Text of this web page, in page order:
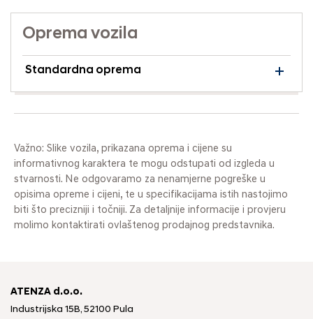
Oprema vozila
Standardna oprema
Važno: Slike vozila, prikazana oprema i cijene su
informativnog karaktera te mogu odstupati od izgleda u
stvarnosti. Ne odgovaramo za nenamjerne pogreške u
opisima opreme i cijeni, te u specifikacijama istih nastojimo
biti što precizniji i točniji. Za detaljnije informacije i provjeru
molimo kontaktirati ovlaštenog prodajnog predstavnika.
ATENZA d.o.o.
Industrijska 15B, 52100 Pula